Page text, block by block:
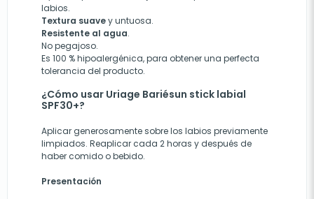
labios.
Textura suavey untuosa.
Resistente al agua.
No pegajoso.
Es 100 % hipoalergénica, para obtener una perfecta
tolerancia del producto.
¿Cómo usar Uriage Bariésun stick labial
SPF30+?
Aplicar generosamente sobre los labios previamente
limpiados. Reaplicar cada 2 horas y después de
haber comido o bebido.
Presentación